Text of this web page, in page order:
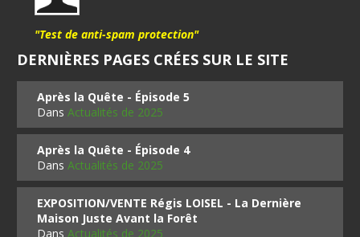
"Test de anti-spam protection"
DERNIÈRES PAGES CRÉES SUR LE SITE
Après la Quête - Épisode 5
DansActualités de 2025
Après la Quête - Épisode 4
DansActualités de 2025
EXPOSITION/VENTE Régis LOISEL - La Dernière
Maison Juste Avant la Forêt
DansActualités de 2025